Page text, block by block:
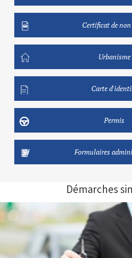
Certificat de non
Urbanisme
Carte
Permis
Formulaires
Démarches